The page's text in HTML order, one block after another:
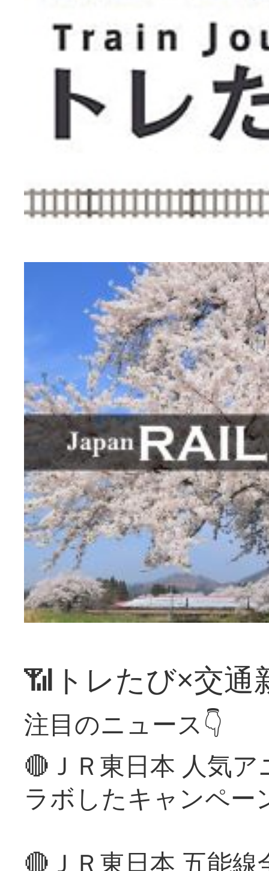
📶トレたび×交通
注目のニュース👇
🔴ＪＲ東日本 人気
ラボしたキャンペー
🔴ＪＲ東日本 五能